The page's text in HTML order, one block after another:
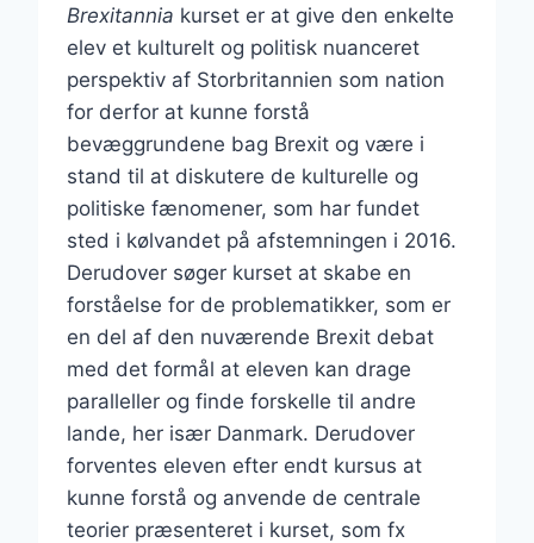
Brexitannia kurset er at give den enkelte
elev et kulturelt og politisk nuanceret
perspektiv af Storbritannien som nation
for derfor at kunne forstå
bevæggrundene bag Brexit og være i
stand til at diskutere de kulturelle og
politiske fænomener, som har fundet
sted i kølvandet på afstemningen i 2016.
Derudover søger kurset at skabe en
forståelse for de problematikker, som er
en del af den nuværende Brexit debat
med det formål at eleven kan drage
paralleller og finde forskelle til andre
lande, her især Danmark. Derudover
forventes eleven efter endt kursus at
kunne forstå og anvende de centrale
teorier præsenteret i kurset, som fx